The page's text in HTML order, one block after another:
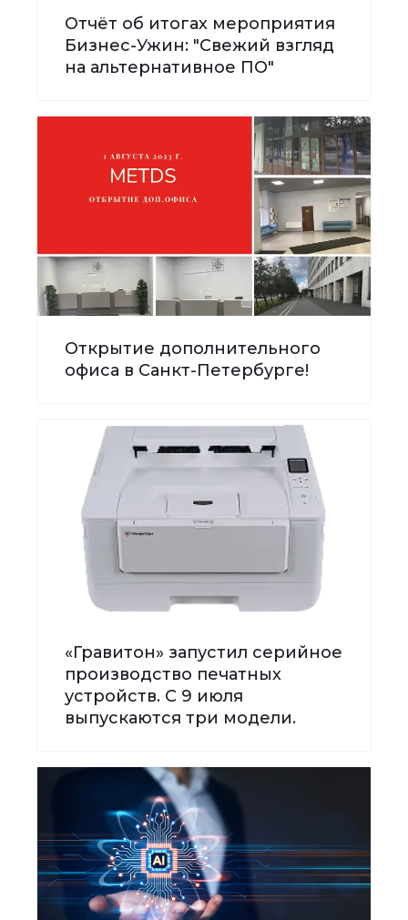
Отчёт об итогах мероприятия
Бизнес-Ужин: "Свежий взгляд
на альтернативное ПО"
Открытие дополнительного
офиса в Санкт-Петербурге!
«Гравитон» запустил серийное
производство печатных
устройств. С 9 июля
выпускаются три модели.